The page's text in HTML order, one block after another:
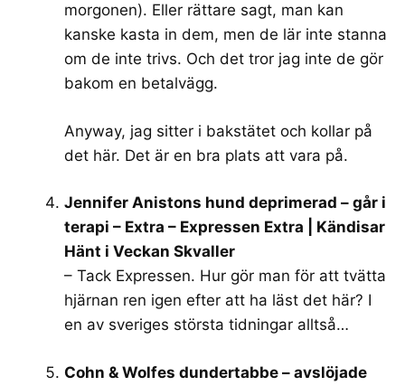
morgonen). Eller rättare sagt, man kan
kanske kasta in dem, men de lär inte stanna
om de inte trivs. Och det tror jag inte de gör
bakom en betalvägg.
Anyway, jag sitter i bakstätet och kollar på
det här. Det är en bra plats att vara på.
Jennifer Anistons hund deprimerad – går i
terapi – Extra – Expressen Extra | Kändisar
Hänt i Veckan Skvaller
– Tack Expressen. Hur gör man för att tvätta
hjärnan ren igen efter att ha läst det här? I
en av sveriges största tidningar alltså…
Cohn & Wolfes dundertabbe – avslöjade